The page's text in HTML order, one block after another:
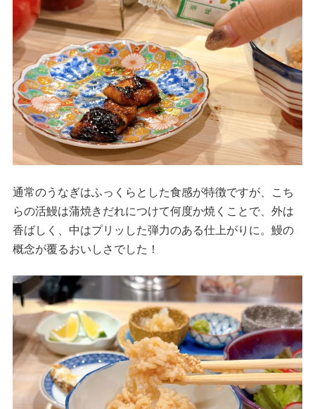
通常のうなぎはふっくらとした食感が特徴ですが、こち
らの活鰻は蒲焼きだれにつけて何度か焼くことで、外は
香ばしく、中はプリッした弾力のある仕上がりに。鰻の
概念が覆るおいしさでした！